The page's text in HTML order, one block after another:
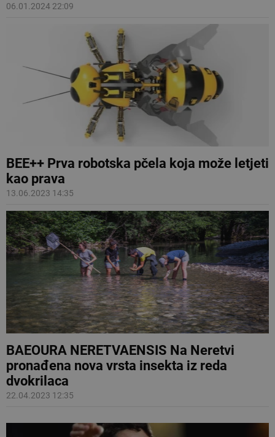
06.01.2024 22:09
BEE++ Prva robotska pčela koja može letjeti
kao prava
13.06.2023 14:35
BAEOURA NERETVAENSIS Na Neretvi
pronađena nova vrsta insekta iz reda
dvokrilaca
22.04.2023 12:35